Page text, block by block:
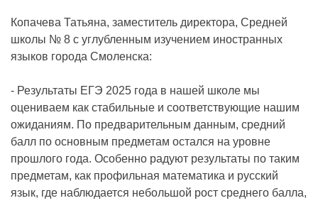
Копачева Татьяна, заместитель директора, Средней
школы № 8 с углубленным изучением иностранных
языков города Смоленска:
- Результаты ЕГЭ 2025 года в нашей школе мы
оцениваем как стабильные и соответствующие нашим
ожиданиям. По предварительным данным, средний
балл по основным предметам остался на уровне
прошлого года. Особенно радуют результаты по таким
предметам, как профильная математика и русский
язык, где наблюдается небольшой рост среднего балла,